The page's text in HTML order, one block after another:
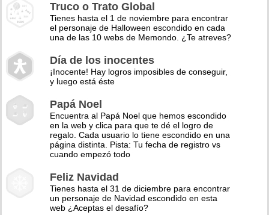
Truco o Trato Global
Tienes hasta el 1 de noviembre para encontrar
el personaje de Halloween escondido en cada
una de las 10 webs de Memondo. ¿Te atreves?
Día de los inocentes
¡Inocente! Hay logros imposibles de conseguir,
y luego está éste
Papá Noel
Encuentra al Papá Noel que hemos escondido
en la web y clica para que te dé el logro de
regalo. Cada usuario lo tiene escondido en una
página distinta. Pista: Tu fecha de registro vs
cuando empezó todo
Feliz Navidad
Tienes hasta el 31 de diciembre para encontrar
un personaje de Navidad escondido en esta
web ¿Aceptas el desafío?